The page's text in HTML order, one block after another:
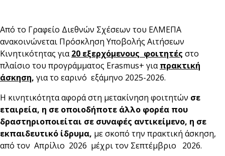
Από το Γραφείο Διεθνών Σχέσεων του ΕΛΜΕΠΑ
ανακοινώνεται Πρόσκληση Υποβολής Αιτήσεων
Κινητικότητας για20 εξερχόμενους φοιτητές στο
πλαίσιο του προγράμματος Erasmus+ γιαπρακτική
άσκηση, για το εαρινό εξάμηνο 2025-2026.
H κινητικότητα αφορά στη μετακίνηση φοιτητών σε
εταιρεία, η σε οποιοδήποτε άλλο φορέα που
δραστηριοποιείται σε συναφές αντικείμενο, η σε
εκπαιδευτικό ίδρυμα, με σκοπό την πρακτική άσκηση,
από τον Απρίλιο 2026 μέχρι τον Σεπτέμβριο 2026.